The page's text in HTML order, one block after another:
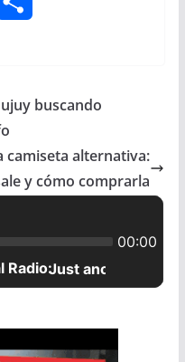
r
e
buscando
camiseta alternativa:
y cómo comprarla